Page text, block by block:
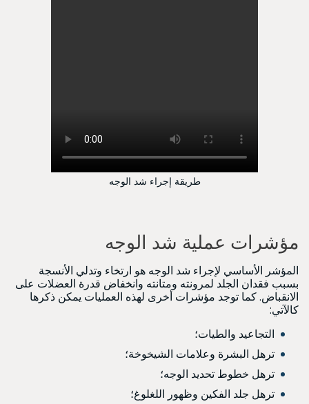
طريقة إجراء شد الوجه
مؤشرات عملية شد الوجه
المؤشر الأساسي لإجراء شد الوجه هو ارتخاء وتدلي الأنسجة
بسبب فقدان الجلد لمرونته ومتانته وانخفاض قدرة العضلات على
الانقباض. كما توجد مؤشرات أخرى لهذه العمليات يمكن ذكرها
كالآتي:
التجاعيد والطيات؛
ترهل البشرة وعلامات الشيخوخة؛
ترهل خطوط تحديد الوجه؛
ترهل جلد الفكين وظهور اللغلوغ؛